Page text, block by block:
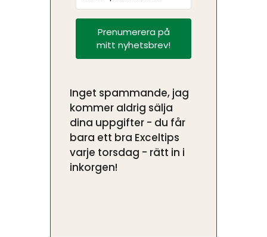
Prenumerera på
mitt nyhetsbrev!
Inget spammande, jag
kommer aldrig sälja
dina uppgifter - du får
bara ett bra Exceltips
varje torsdag - rätt in i
inkorgen!